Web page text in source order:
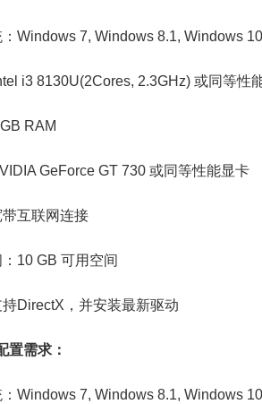
7, Windows 8.1, Windows 10
i3 8130U(2Cores, 2.3GHz) 或同等性
RAM
GeForce GT 730 或同等性能显卡
互联网连接
GB 可用空间
，并安装最新驱动
需求：
7, Windows 8.1, Windows 10